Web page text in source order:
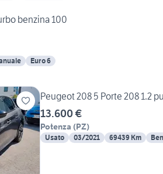
benzina 100
Euro 6
Peugeot 208 5 Porte 208 1.2
13.600 €
Potenza (PZ)
Usato 03/2021 69439 Km